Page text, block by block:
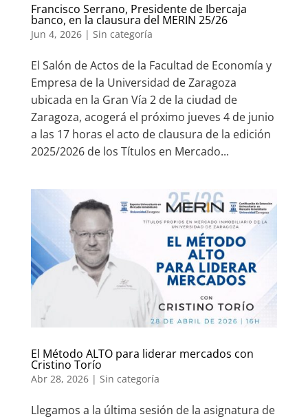
Francisco Serrano, Presidente de Ibercaja
banco, en la clausura del MERIN 25/26
Jun 4, 2026| Sin categoría
El Salón de Actos de la Facultad de Economía y
Empresa de la Universidad de Zaragoza
ubicada en la Gran Vía 2 de la ciudad de
Zaragoza, acogerá el próximo jueves 4 de junio
a las 17 horas el acto de clausura de la edición
2025/2026 de los Títulos en Mercado...
El Método ALTO para liderar mercados con
Cristino Torío
Abr 28, 2026| Sin categoría
Llegamos a la última sesión de la asignatura de